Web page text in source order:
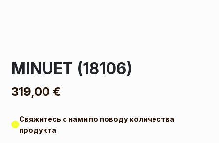
MINUET (18106)
319,00 €
Свяжитесь с нами по поводу количества
продукта